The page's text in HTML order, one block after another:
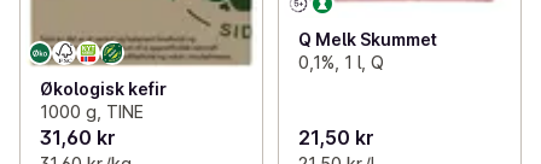
Økologisk kefir
1000 g, TINE
31,60 kr
Q Melk Skummet
0,1%, 1 l, Q
21,50 kr